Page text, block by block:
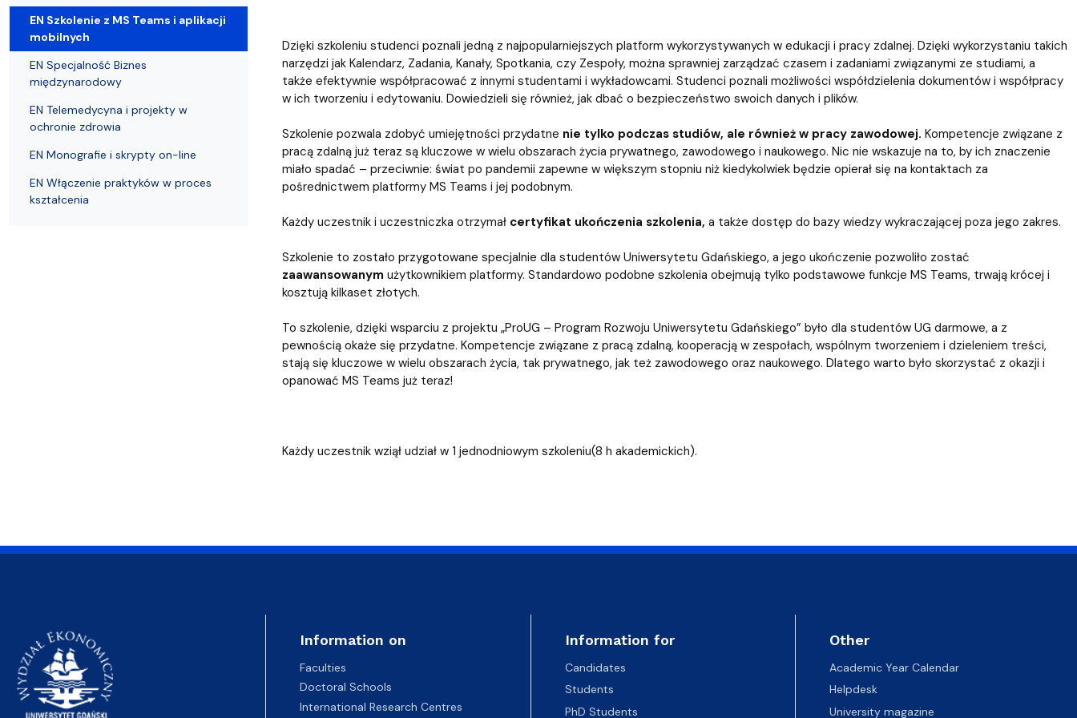
Dzięki szkoleniu studenci poznali jedną z najpopularniejszych platform wykorzystywanych w edukacji i pracy zdalnej. Dzięki wykorzystaniu takich
narzędzi jak Kalendarz, Zadania, Kanały, Spotkania, czy Zespoły, można sprawniej zarządzać czasem i zadaniami związanymi ze studiami, a
także efektywnie współpracować z innymi studentami i wykładowcami. Studenci poznali możliwości współdzielenia dokumentów i współpracy
w ich tworzeniu i edytowaniu. Dowiedzieli się również, jak dbać o bezpieczeństwo swoich danych i plików.
Szkolenie pozwala zdobyć umiejętności przydatne nie tylko podczas studiów, ale również w pracy zawodowej. Kompetencje związane z
pracą zdalną już teraz są kluczowe w wielu obszarach życia prywatnego, zawodowego i naukowego. Nic nie wskazuje na to, by ich znaczenie
miało spadać – przeciwnie: świat po pandemii zapewne w większym stopniu niż kiedykolwiek będzie opierał się na kontaktach za
pośrednictwem platformy MS Teams i jej podobnym.
Każdy uczestnik i uczestniczka otrzymał certyfikat ukończenia szkolenia, a także dostęp do bazy wiedzy wykraczającej poza jego zakres.
Szkolenie to zostało przygotowane specjalnie dla studentów Uniwersytetu Gdańskiego, a jego ukończenie pozwoliło zostać
zaawansowanym użytkownikiem platformy. Standardowo podobne szkolenia obejmują tylko podstawowe funkcje MS Teams, trwają krócej i
kosztują kilkaset złotych.
To szkolenie, dzięki wsparciu z projektu „ProUG – Program Rozwoju Uniwersytetu Gdańskiego” było dla studentów UG darmowe, a z
pewnością okaże się przydatne. Kompetencje związane z pracą zdalną, kooperacją w zespołach, wspólnym tworzeniem i dzieleniem treści,
stają się kluczowe w wielu obszarach życia, tak prywatnego, jak też zawodowego oraz naukowego. Dlatego warto było skorzystać z okazji i
opanować MS Teams już teraz!
Każdy uczestnik wziął udział w 1 jednodniowym szkoleniu(8 h akademickich).
EN Szkolenie z MS Teams i aplikacji
mobilnych
EN Specjalność Biznes
międzynarodowy
EN Telemedycyna i projekty w
ochronie zdrowia
EN Monografie i skrypty on-line
EN Włączenie praktyków w proces
kształcenia
Information on
Faculties
Doctoral Schools
International Research Centres
Information for
Candidates
Students
PhD Students
Other
Academic Year Calendar
Helpdesk
University magazine